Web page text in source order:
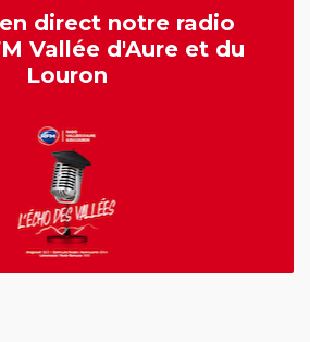
direct notre radio
Vallée d'Aure et du
Louron